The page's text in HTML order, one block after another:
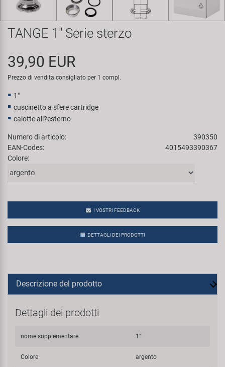
Super B
Trail-Gator
Velo
TANGE 1" Serie sterzo
39,90 EUR
Prezzo di vendita consigliato per 1 compl.
1"
cuscinetto a sfere cartridge
calotte all?esterno
Numero di articolo:
390350
EAN-Codes:
4015493390367
Colore:
I VOSTRI FEEDBACK
DETTAGLI DEI PRODOTTI
Descrizione del prodotto
Dettagli dei prodotti
nome supplementare 1"
Colore argento